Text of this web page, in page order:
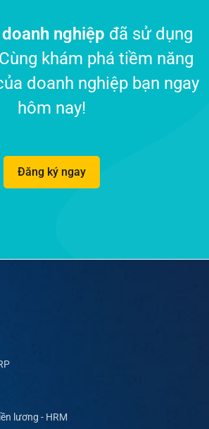
nghiệp đã sử dụng
khám phá tiềm năng
doanh nghiệp bạn ngay
hôm nay!
Đăng ký ngay
lương - HRM